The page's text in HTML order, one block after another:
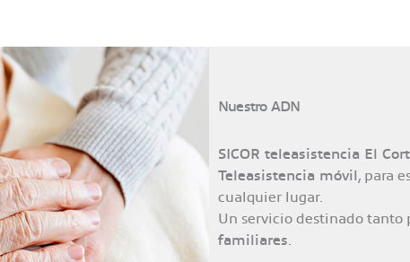
Nuestro ADN
SICOR teleasistencia El
Teleasistencia móvil, para
cualquier lugar.
Un servicio destinado tanto
familiares